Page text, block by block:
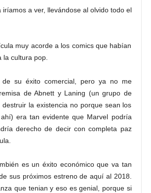
a ver, llevándose al olvido todo el
muy acorde a los comics que habían
la cultura pop.
su éxito comercial, pero ya no me
de Abnett y Laning (un grupo de
la existencia no porque sean los
era tan evidente que Marvel podría
derecho de decir con completa paz
es un éxito económico que va tan
sus próximos estreno de aquí al 2018.
que tenian y eso es genial, porque si